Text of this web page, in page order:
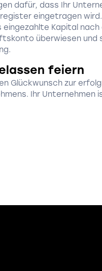
dafür, dass Ihr
eingetragen
eingezahlte Kapital
überwiesen und
feiern
Glückwunsch zur
Ihr Unternehmen